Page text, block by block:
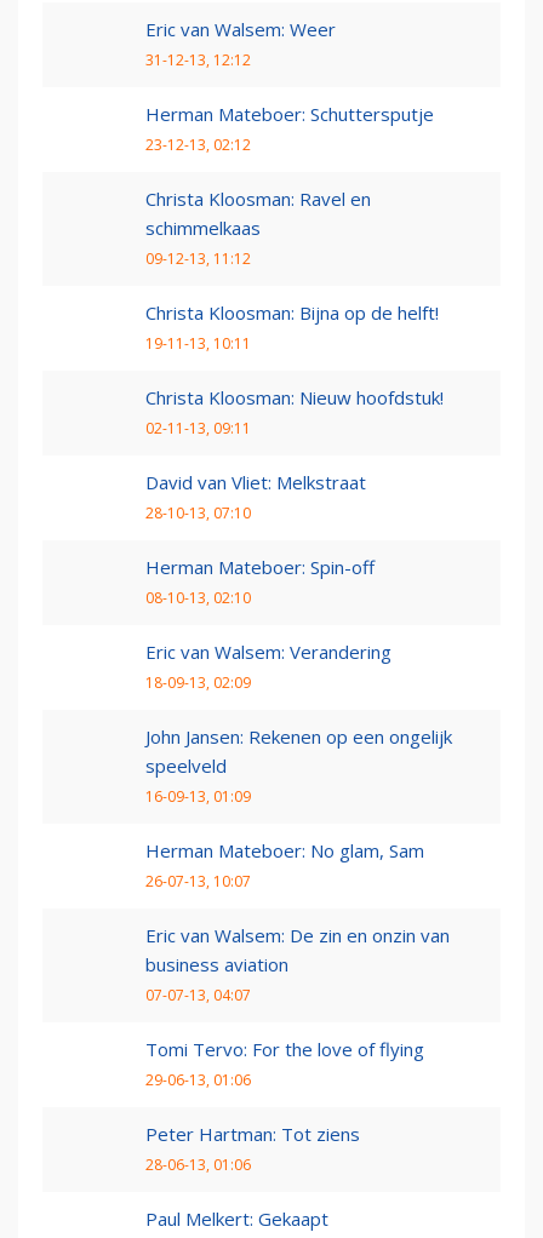
Eric van Walsem: Weer
31-12-13, 12:12
Herman Mateboer: Schuttersputje
23-12-13, 02:12
Christa Kloosman: Ravel en
schimmelkaas
09-12-13, 11:12
Christa Kloosman: Bijna op de helft!
19-11-13, 10:11
Christa Kloosman: Nieuw hoofdstuk!
02-11-13, 09:11
David van Vliet: Melkstraat
28-10-13, 07:10
Herman Mateboer: Spin-off
08-10-13, 02:10
Eric van Walsem: Verandering
18-09-13, 02:09
John Jansen: Rekenen op een ongelijk
speelveld
16-09-13, 01:09
Herman Mateboer: No glam, Sam
26-07-13, 10:07
Eric van Walsem: De zin en onzin van
business aviation
07-07-13, 04:07
Tomi Tervo: For the love of flying
29-06-13, 01:06
Peter Hartman: Tot ziens
28-06-13, 01:06
Paul Melkert: Gekaapt